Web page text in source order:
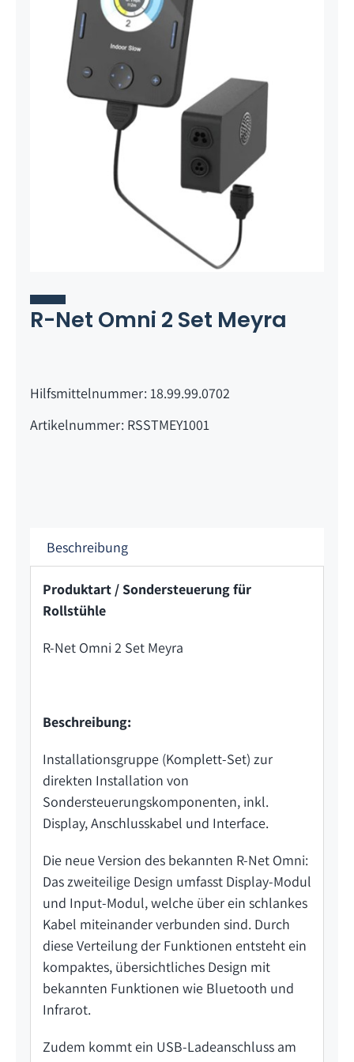
R-Net Omni 2 Set Meyra
Hilfsmittelnummer: 18.99.99.0702
Artikelnummer: RSSTMEY1001
Beschreibung
Produktart / Sondersteuerung für
Rollstühle
R-Net Omni 2 Set Meyra
Beschreibung:
Installationsgruppe (Komplett-Set) zur
direkten Installation von
Sondersteuerungskomponenten, inkl.
Display, Anschlusskabel und Interface.
Die neue Version des bekannten R-Net Omni:
Das zweiteilige Design umfasst Display-Modul
und Input-Modul, welche über ein schlankes
Kabel miteinander verbunden sind. Durch
diese Verteilung der Funktionen entsteht ein
kompaktes, übersichtliches Design mit
bekannten Funktionen wie Bluetooth und
Infrarot.
Zudem kommt ein USB-Ladeanschluss am